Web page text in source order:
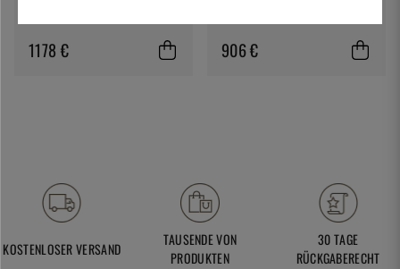
1178 € 906 €
KOSTENLOSER VERSAND
TAUSENDE VON
PRODUKTEN
30 TAGE
RÜCKGABERECHT